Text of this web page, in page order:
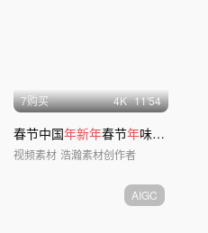
7购买 4K 11'54
春节中国年新年春节年味烟花除夕团圆打铁花
视频素材 浩瀚素材创作者
AIGC